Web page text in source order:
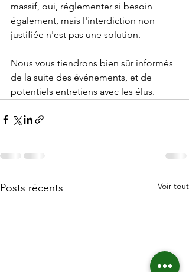
massif, oui, réglementer si besoin
également, mais l'interdiction non
justifiée n'est pas une solution.
Nous vous tiendrons bien sûr informés
de la suite des événements, et de
potentiels entretiens avec les élus.
Posts récents Voir tout